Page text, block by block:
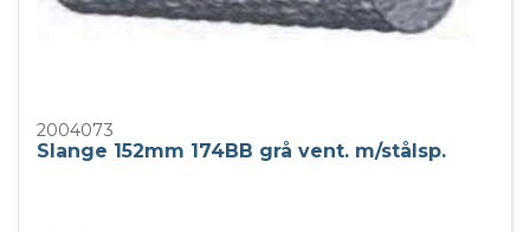
2004073
Slange 152mm 174BB grå vent. m/stålsp.